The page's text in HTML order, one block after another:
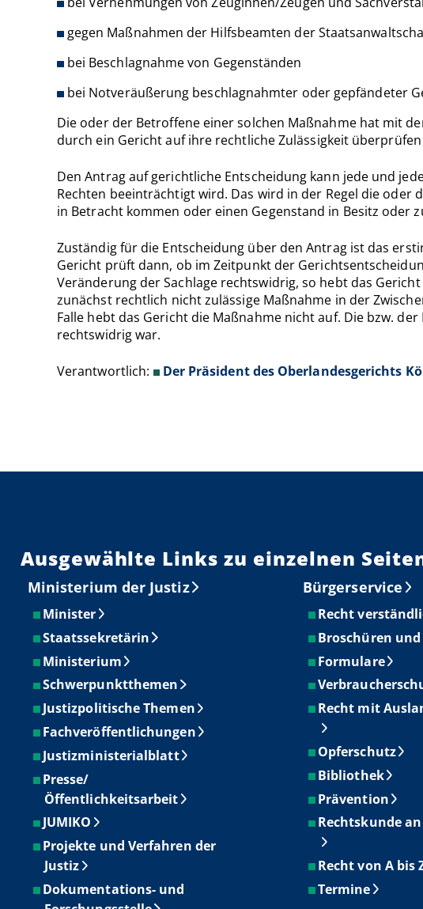
gegen Maßnahmen der Hilfsbeamten der
bei Beschlagnahme von Gegenständen
bei Notveräußerung beschlagnahmter oder gepfändeter
Die oder der Betroffene einer solchen Maßnahme hat mit
durch ein Gericht auf ihre rechtliche Zulässigkeit überprüfen
Den Antrag auf gerichtliche Entscheidung kann jede und
Rechten beeinträchtigt wird. Das wird in der Regel die oder
in Betracht kommen oder einen Gegenstand in Besitz oder
Zuständig für die Entscheidung über den Antrag ist das
Gericht prüft dann, ob im Zeitpunkt der
Veränderung der Sachlage rechtswidrig, so hebt das
zunächst rechtlich nicht zulässige Maßnahme in der
Falle hebt das Gericht die Maßnahme nicht auf. Die bzw.
rechtswidrig war.
Verantwortlich: Der Präsident des Oberlandesgerichts
Ausgewählte Links zu einzelnen
Ministerium der Justiz
Minister
Staatssekretärin
Ministerium
Schwerpunktthemen
Justizpolitische Themen
Fachveröffentlichungen
Justizministerialblatt
Presse/
Öffentlichkeitsarbeit
JUMIKO
Projekte und Verfahren der
Justiz
Dokumentations- und
Bürgerservice
Recht
Broschüren
Formulare
Recht mit
Opferschutz
Bibliothek
Prävention
Rechtskunde
Recht von A bis
Termine